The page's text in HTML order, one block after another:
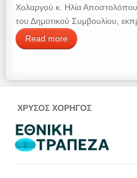
Χολαργού κ. Ηλία
του Δημοτικού Συμβουλίου,
Read more
ΧΡΥΣΟΣ ΧΟΡΗΓΟΣ